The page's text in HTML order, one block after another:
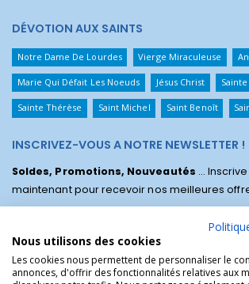
DÉVOTION AUX SAINTS
Notre Dame De Lourdes Vierge Miraculeuse
Marie Qui Défait Les Noeuds Jésus Christ Sainte
Sainte Thérèse Saint Michel Saint Benoît
INSCRIVEZ-VOUS A NOTRE NEWSLETTER !
Soldes, Promotions, Nouveautés ...
maintenant pour recevoir nos meilleures
Nous utilisons des cookies
Les cookies nous permettent de personnaliser le
annonces, d'offrir des fonctionnalités relatives aux